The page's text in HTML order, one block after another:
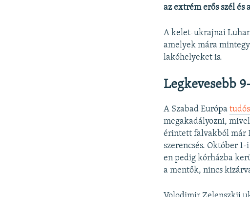
az extrém erős szél
A kelet-ukrajnai
amelyek mára
lakóhelyeket is.
Legkevesebb
A Szabad Európa
megakadályozni,
érintett falvakból már
szerencsés. Október
en pedig kórházba
a mentők, nincs